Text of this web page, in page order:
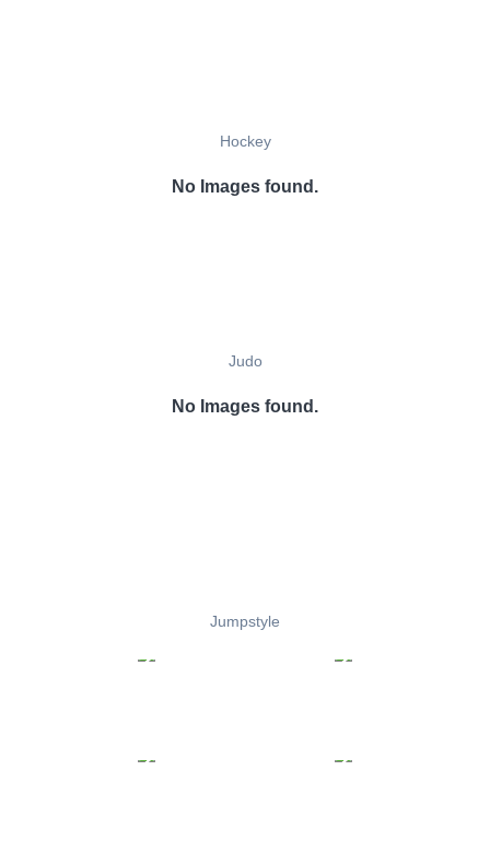
Hockey
No Images found.
Judo
No Images found.
Jumpstyle